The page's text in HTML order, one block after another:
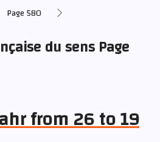
Page 580
du sens Page
from 26 to 19